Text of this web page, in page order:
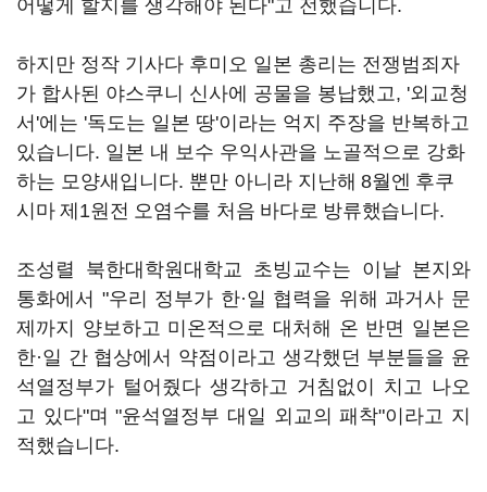
어떻게 할지를 생각해야 된다"고 전했습니다.
하지만 정작 기사다 후미오 일본 총리는 전쟁범죄자
가 합사된 야스쿠니 신사에 공물을 봉납했고, '외교청
서'에는 '독도는 일본 땅'이라는 억지 주장을 반복하고
있습니다. 일본 내 보수 우익사관을 노골적으로 강화
하는 모양새입니다. 뿐만 아니라 지난해 8월엔 후쿠
시마 제1원전 오염수를 처음 바다로 방류했습니다.
조성렬 북한대학원대학교 초빙교수는 이날 본지와
통화에서 "우리 정부가 한·일 협력을 위해 과거사 문
제까지 양보하고 미온적으로 대처해 온 반면 일본은
한·일 간 협상에서 약점이라고 생각했던 부분들을 윤
석열정부가 털어줬다 생각하고 거침없이 치고 나오
고 있다"며 "윤석열정부 대일 외교의 패착"이라고 지
적했습니다.